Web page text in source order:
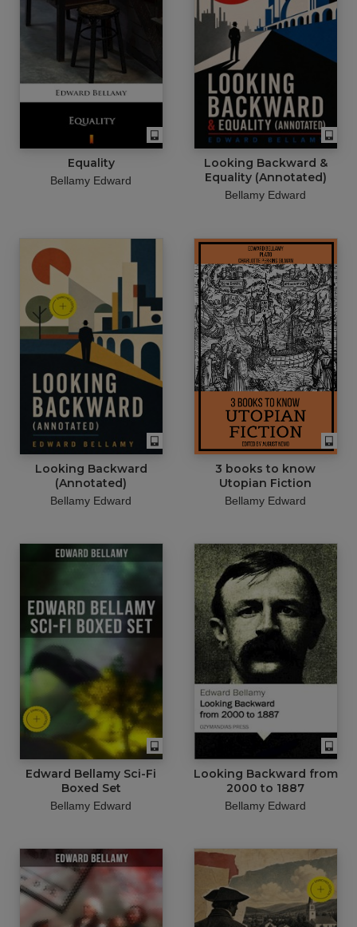
Equality
Bellamy Edward
Looking Backward &
Equality (Annotated)
Bellamy Edward
Looking Backward
(Annotated)
Bellamy Edward
3 books to know
Utopian Fiction
Bellamy Edward
Edward Bellamy Sci-Fi
Boxed Set
Bellamy Edward
Looking Backward from
2000 to 1887
Bellamy Edward